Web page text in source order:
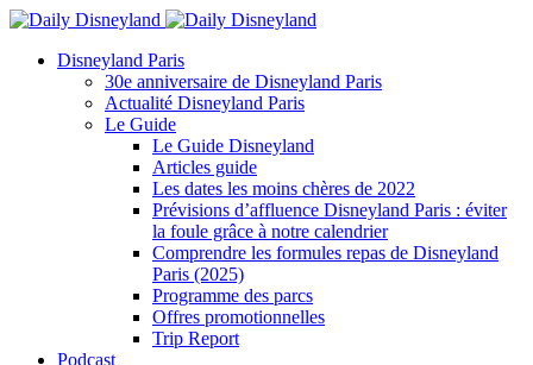
Disneyland Paris
30e anniversaire de Disneyland Paris
Actualité Disneyland Paris
Le Guide
Le Guide Disneyland
Articles guide
Les dates les moins chères de 2022
Prévisions d’affluence Disneyland Paris : éviter
la foule grâce à notre calendrier
Comprendre les formules repas de Disneyland
Paris (2025)
Programme des parcs
Offres promotionnelles
Trip Report
Podcast